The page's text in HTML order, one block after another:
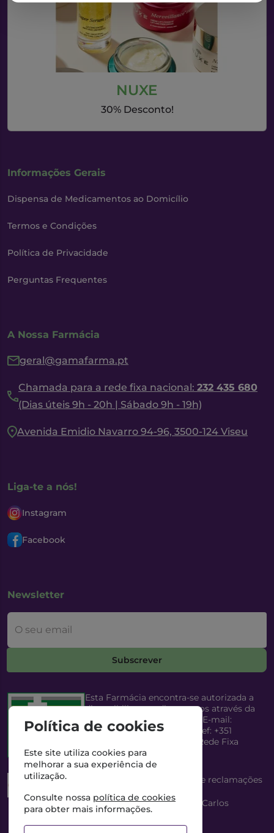
NUXE
30% Desconto!
Informações Gerais
Dispensa de Medicamentos ao Domicílio
Termos e Condições
Política de Privacidade
Perguntas Frequentes
A Nossa Farmácia
geral@gamafarma.pt
Chamada para a rede fixa nacional: 232 435 680
(Dias úteis 9h - 20h | Sábado 9h - 19h)
Avenida Emidio Navarro 94-96, 3500-124 Viseu
Liga-te a nós!
Instagram
Facebook
Newsletter
O seu email
Subscrever
Esta Farmácia encontra-se autorizada a
disponibilizar medicamentos através da
Internet, pelo Infarmed, I.P. E-mail:
infarmed@infarmed.pt
| Telef: +351
217987100 (Chamada para Rede Fixa
Nacional)
Esta Farmácia dispõe de livro de reclamações
Director Técnico e Proprietário: António Carlos
Saraiva Cabral Costa
Política de cookies
Este site utiliza cookies para
melhorar a sua experiência de
utilização.
Consulte nossa política de cookies
para obter mais informações.